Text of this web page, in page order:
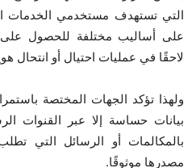
التي تستهدف مستخدمي الخدمات
على أساليب مختلفة للحصول
لاحقًا في عمليات احتيال أو انتحال
ولهذا تؤكد الجهات المختصة
بيانات حساسة إلا عبر القنوات
بالمكالمات أو الرسائل التي
مصدرها موثوقًا.